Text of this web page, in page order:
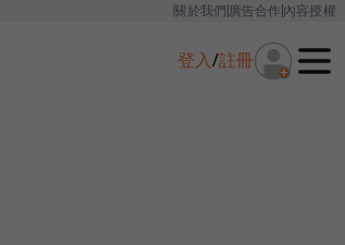
關於我們廣告合作內容授權
登入/註冊